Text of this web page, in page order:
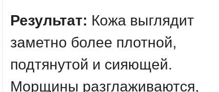
Результат: Кожа выглядит
заметно более плотной,
подтянутой и сияющей.
Морщины разглаживаются,